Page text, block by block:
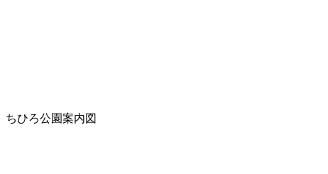
ちひろ公園案内図